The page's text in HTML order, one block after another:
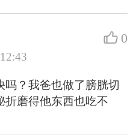
0
吗？我爸也做了膀胱切
折磨得他东西也吃不